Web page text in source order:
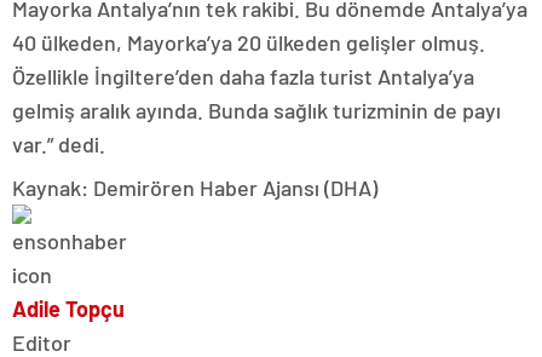
Mayorka Antalya’nın tek rakibi. Bu dönemde Antalya’ya
40 ülkeden, Mayorka’ya 20 ülkeden gelişler olmuş.
Özellikle İngiltere’den daha fazla turist Antalya’ya
gelmiş aralık ayında. Bunda sağlık turizminin de payı
var.” dedi.
Kaynak: Demirören Haber Ajansı (DHA)
Adile Topçu
Editor